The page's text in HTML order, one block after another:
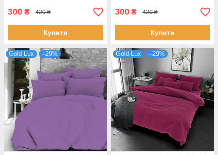
300 ₴ 420 ₴
Купити
300 ₴ 420 ₴
Купити
Gold Lux –29% Gold Lux –29%